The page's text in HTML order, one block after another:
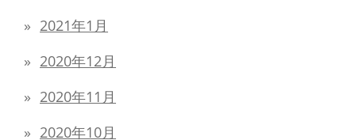
2021年1月
2020年12月
2020年11月
2020年10月